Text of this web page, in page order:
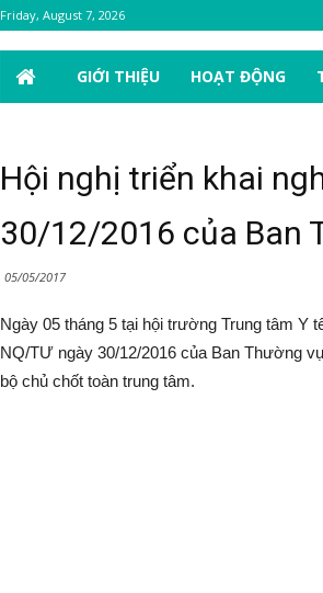
Friday, August 7, 2026
GIỚI THIỆU HOẠT ĐỘNG
Hội nghị triển khai
30/12/2016 của Ban
05/05/2017
Ngày 05 tháng 5 tại hội trường Trung tâm Y
NQ/TƯ ngày 30/12/2016 của Ban Thường
bộ chủ chốt toàn trung tâm.